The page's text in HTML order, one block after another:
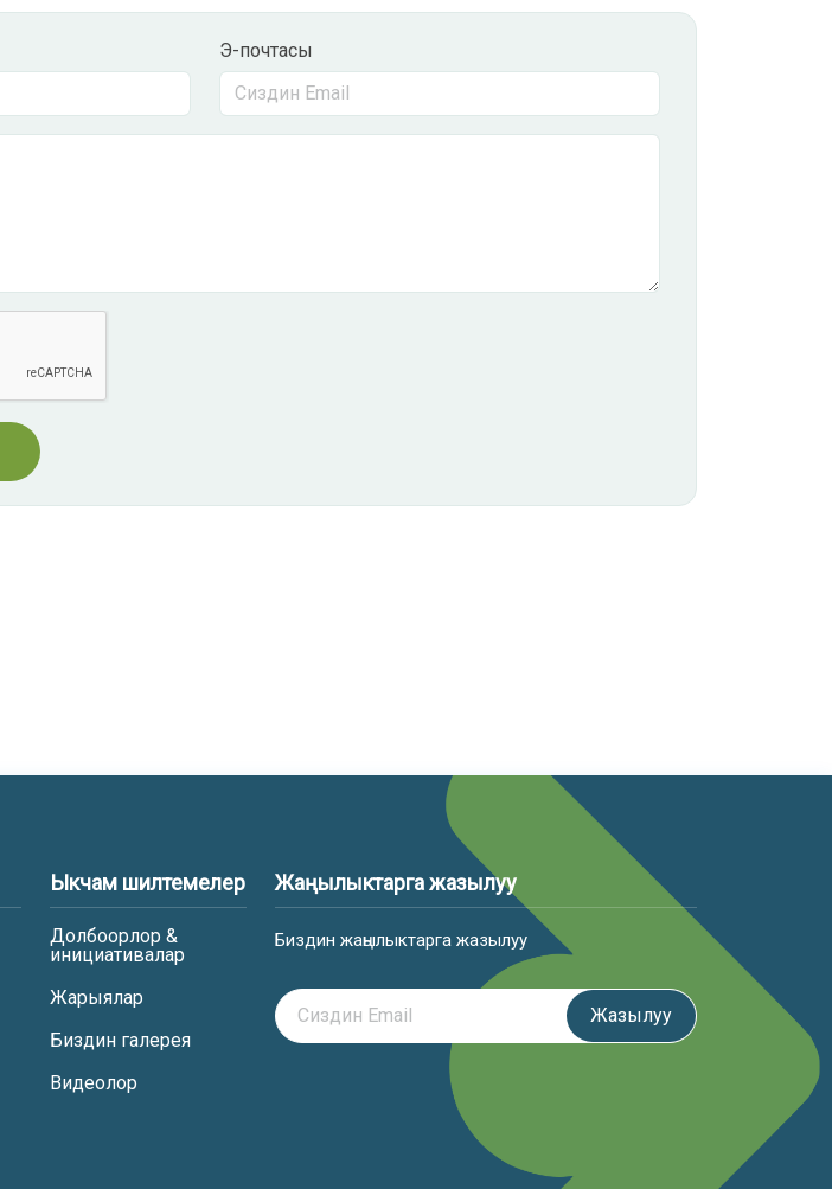
Э-почтасы
Ыкчам шилтемелер
Долбоорлор &
инициативалар
Жарыялар
Биздин галерея
Видеолор
Жаңылыктарга жазылуу
Биздин жаңылыктарга жазылуу
Жазылуу